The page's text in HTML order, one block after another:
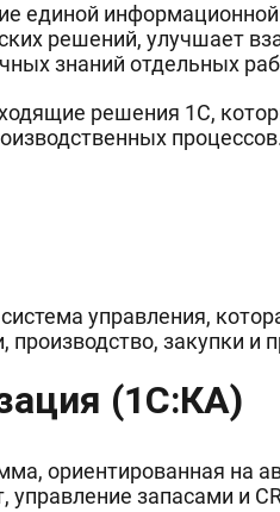
единой
решений, улучшает
знаний отдельных
решения 1С,
управления,
закупки и
(1C:КА)
ориентированная на
запасами и